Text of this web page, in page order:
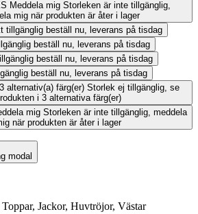
Meddela mig Storleken är inte tillgänglig,
mig när produkten är åter i lager
tillgänglig beställ nu, leverans på tisdag
beställ nu, leverans på tisdag
beställ nu, leverans på tisdag
beställ nu, leverans på tisdag
alternativ(a) färg(er) Storlek ej tillgänglig, se
i 3 alternativa färg(er)
mig Storleken är inte tillgänglig, meddela
när produkten är åter i lager
modal
Jackor, Huvtröjor, Västar